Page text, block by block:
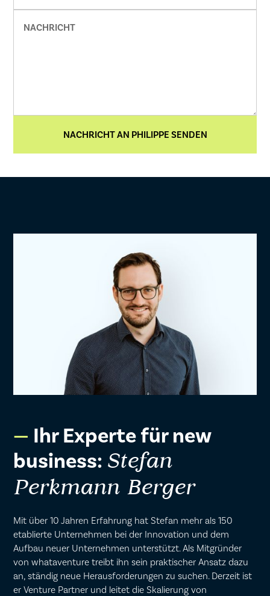
Ihr Experte für new
business: Stefan
Perkmann Berger
Mit über 10 Jahren Erfahrung hat Stefan mehr als 150
etablierte Unternehmen bei der Innovation und dem
Aufbau neuer Unternehmen unterstützt. Als Mitgründer
von whataventure treibt ihn sein praktischer Ansatz dazu
an, ständig neue Herausforderungen zu suchen. Derzeit ist
er Venture Partner und leitet die Skalierung von